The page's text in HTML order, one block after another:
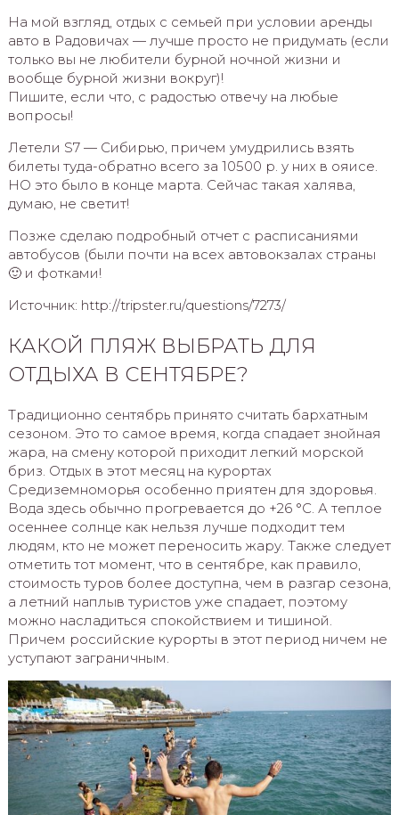
На мой взгляд, отдых с семьей при условии аренды
авто в Радовичах — лучше просто не придумать (если
только вы не любители бурной ночной жизни и
вообще бурной жизни вокруг)!
Пишите, если что, с радостью отвечу на любые
вопросы!
Летели S7 — Сибирью, причем умудрились взять
билеты туда-обратно всего за 10500 р. у них в ояисе.
НО это было в конце марта. Сейчас такая халява,
думаю, не светит!
Позже сделаю подробный отчет с расписаниями
автобусов (были почти на всех автовокзалах страны
🙂 и фотками!
Источник: http://tripster.ru/questions/7273/
КАКОЙ ПЛЯЖ ВЫБРАТЬ ДЛЯ
ОТДЫХА В СЕНТЯБРЕ?
Традиционно сентябрь принято считать бархатным
сезоном. Это то самое время, когда спадает знойная
жара, на смену которой приходит легкий морской
бриз. Отдых в этот месяц на курортах
Средиземноморья особенно приятен для здоровья.
Вода здесь обычно прогревается до +26 °C. А теплое
осеннее солнце как нельзя лучше подходит тем
людям, кто не может переносить жару. Также следует
отметить тот момент, что в сентябре, как правило,
стоимость туров более доступна, чем в разгар сезона,
а летний наплыв туристов уже спадает, поэтому
можно насладиться спокойствием и тишиной.
Причем российские курорты в этот период ничем не
уступают заграничным.